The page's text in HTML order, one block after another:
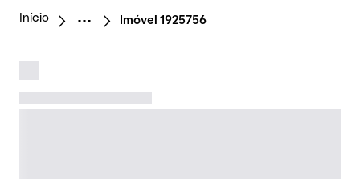
Início Imóvel 1925756